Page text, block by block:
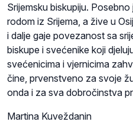
Srijemsku biskupiju.
rodom iz Srijema, a žive u
i dalje gaje povezanost sa
biskupe i svećenike koji
svećenicima i vjernicima
čine, prvenstveno za svoje
onda i za sva dobročinstva
Martina Kuveždanin